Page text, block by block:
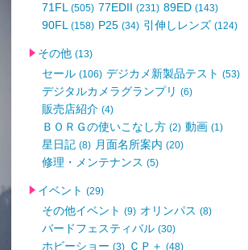
71FL (505) 77EDII (231) 89ED (143)
90FL (158) P25 (34) 引伸しレンズ (124)
その他 (13)
セール (106) デジカメ新製品テスト (53)
デジタルカメラグランプリ (6)
販売店紹介 (4)
ＢＯＲＧの使いこなし方 (2) 動画 (1)
星日記 (8) 月面名所案内 (20)
修理・メンテナンス (5)
イベント (29)
その他イベント (9) オリンパス (8)
バードフェスティバル (30)
ホビーショー (3) ＣＰ＋ (48)